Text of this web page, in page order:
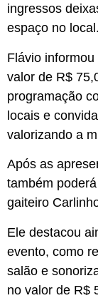
ingressos
espaço no local.
Flávio
valor de R$
programação
locais e
valorizando a
Após as
também
gaiteiro
Ele destacou
evento, como
salão e
no valor de R$